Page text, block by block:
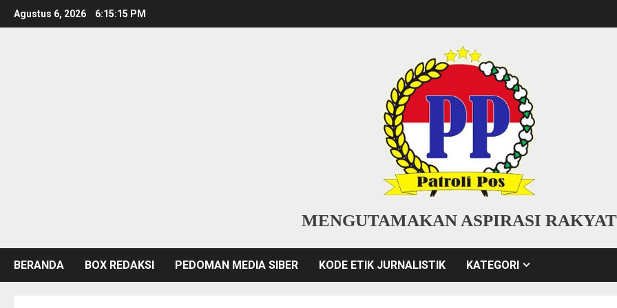
Skip
to
Agustus 6, 2026 6:15:17 PM
MENGUTAMAKAN ASPIRASI RAKYAT
BERANDA BOX REDAKSI PEDOMAN MEDIA SIBER KODE ETIK JURNALISTIK KATEGORI